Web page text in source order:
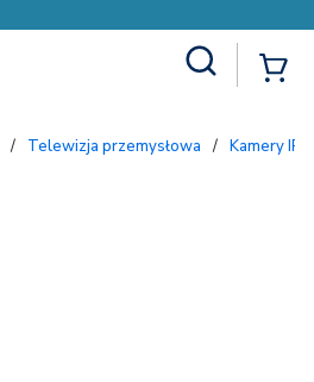
/ Telewizja przemysłowa / Kamery IP